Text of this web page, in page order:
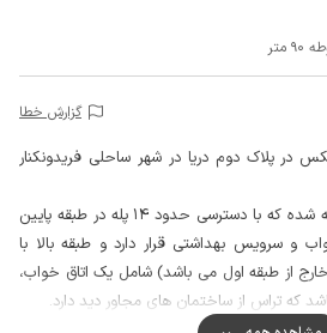
گزارش خطا
در پلاک دوم دریا در شهر ساحلی فریدونکنار
واحد به صورت دوبلکس ساخته شده که با دسترسی حدود 14 پله در طبقه پایین
و سرویس بهداشتی قرار دارد و طبقه بالا با
پله (راه پله خارج از طبقه اول می باشد) شامل یک اتاق خواب،
که تراس از ساختمان های مجاور دید دارد.